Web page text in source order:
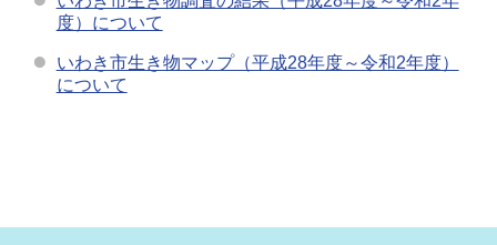
度）について
いわき市生き物マップ（平成28年度～令和2年度）
について